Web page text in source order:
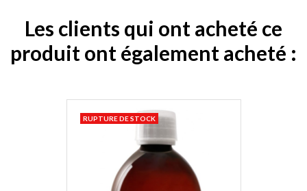
Les clients qui ont acheté ce
produit ont également acheté :
RUPTURE DE STOCK